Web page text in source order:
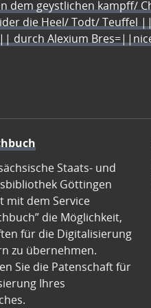
dem geystlichen
die Heel/ Todt/ Teuffel
durch Alexium
Staats- und
Göttingen
mit dem Service
die Möglichkeit,
für die Digitalisierung
zu übernehmen.
Sie die Patenschaft für
Ihres